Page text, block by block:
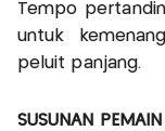
Tempo
untuk
peluit panjang.
SUSUNAN PEMAIN